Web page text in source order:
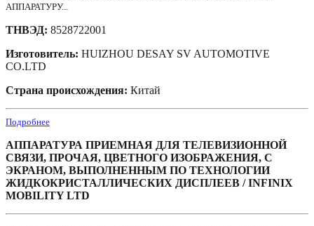
АППАРАТУРУ...
ТНВЭД: 8528722001
Изготовитель: HUIZHOU DESAY SV AUTOMOTIVE
CO.LTD
Страна происхождения: Китай
Подробнее
АППАРАТУРА ПРИЕМНАЯ ДЛЯ ТЕЛЕВИЗИОННОЙ
СВЯЗИ, ПРОЧАЯ, ЦВЕТНОГО ИЗОБРАЖЕНИЯ, С
ЭКРАНОМ, ВЫПОЛНЕННЫМ ПО ТЕХНОЛОГИИ
ЖИДКОКРИСТАЛЛИЧЕСКИХ ДИСПЛЕЕВ / INFINIX
MOBILITY LTD